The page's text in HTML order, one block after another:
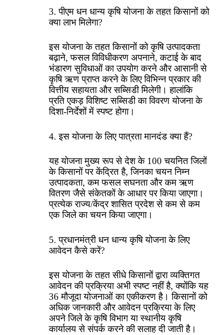
3. पीएम धन धान्य कृषि योजना के तहत किसानों को
क्या लाभ मिलेगा?
इस योजना के तहत किसानों को कृषि उत्पादकता
बढ़ाने, फसल विविधीकरण अपनाने, कटाई के बाद
भंडारण सुविधाओं का उपयोग करने और आसानी से
कृषि ऋण प्राप्त करने के लिए विभिन्न प्रकार की
वित्तीय सहायता और सब्सिडी मिलेगी। हालांकि
प्रति एकड़ विशिष्ट सब्सिडी का विवरण योजना के
दिशा-निर्देशों में स्पष्ट होगा।
4. इस योजना के लिए पात्रता मानदंड क्या हैं?
यह योजना मुख्य रूप से देश के 100 चयनित जिलों
के किसानों पर केंद्रित है, जिनका चयन निम्न
उत्पादकता, कम फसल सघनता और कम ऋण
वितरण जैसे संकेतकों के आधार पर किया जाएगा।
प्रत्येक राज्य/केंद्र शासित प्रदेश से कम से कम
एक जिले का चयन किया जाएगा।
5. प्रधानमंत्री धन धान्य कृषि योजना के लिए
आवेदन कैसे करें?
इस योजना के तहत सीधे किसानों द्वारा व्यक्तिगत
आवेदन की प्रक्रिया अभी स्पष्ट नहीं है, क्योंकि यह
36 मौजूदा योजनाओं का एकीकरण है। किसानों को
अधिक जानकारी और आवेदन प्रक्रिया के लिए
अपने जिले के कृषि विभाग या स्थानीय कृषि
कार्यालय से संपर्क करने की सलाह दी जाती है।